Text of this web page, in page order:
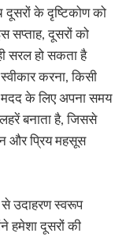
के दृष्टिकोण को
सप्ताह, दूसरों को
सरल हो सकता है
करना, किसी
के लिए अपना समय
बनाता है, जिससे
और प्रिय महसूस
से उदाहरण स्वरूप
हमेशा दूसरों की